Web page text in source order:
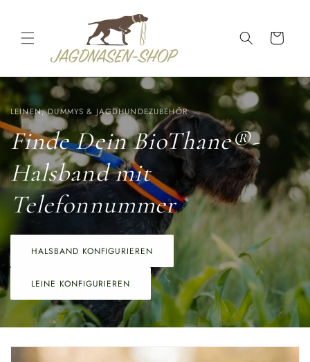
Warenkorb
LEINEN, DUMMYS & JAGDHUNDEZUBEHÖR
Finde Dein BioThane®-
Halsband mit
Telefonnummer
HALSBAND KONFIGURIEREN
LEINE KONFIGURIEREN